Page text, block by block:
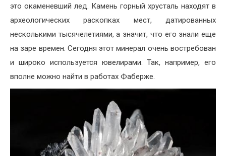
это окаменевший лед. Камень горный хрусталь находят в
археологических раскопках мест, датированных
несколькими тысячелетиями, а значит, что его знали еще
на заре времен. Сегодня этот минерал очень востребован
и широко используется ювелирами. Так, например, его
вполне можно найти в работах Фаберже.